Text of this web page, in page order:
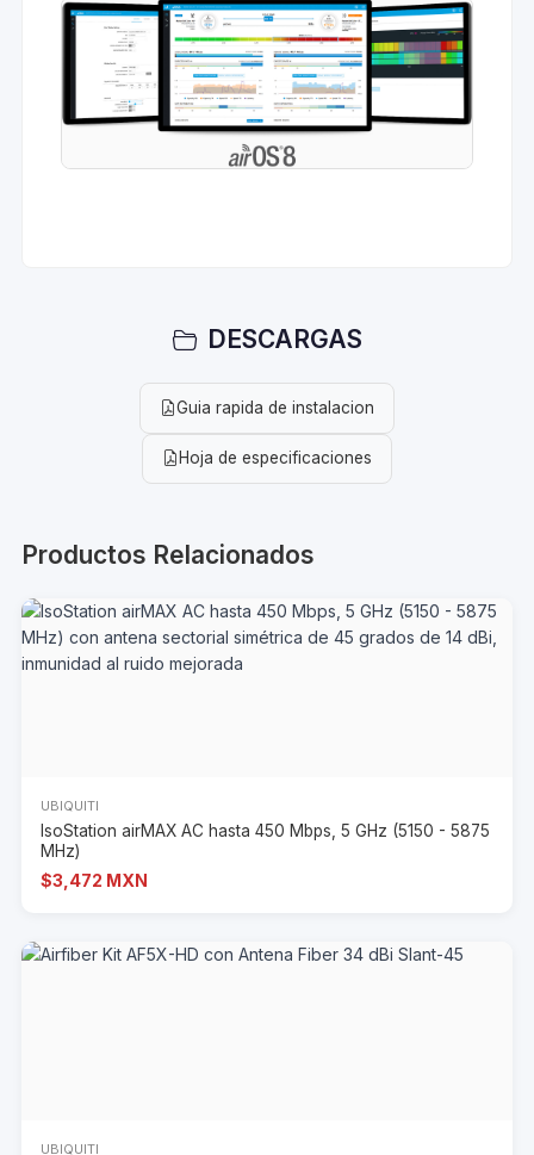
DESCARGAS
Guia rapida de instalacion
Hoja de especificaciones
Productos Relacionados
UBIQUITI
IsoStation airMAX AC hasta 450 Mbps, 5 GHz (5150 - 5875
MHz)
$3,472 MXN
UBIQUITI